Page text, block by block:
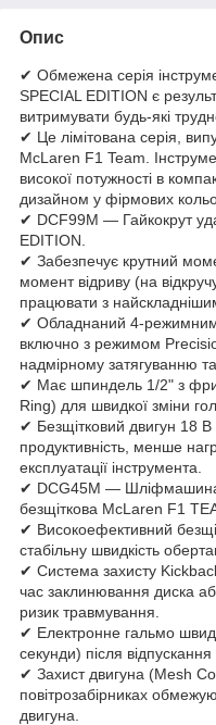
Опис
✔ Обмежена серія
SPECIAL EDITION є
витримувати будь-які
✔ Це лімітована серія,
McLaren F1 Team.
високої потужності в
дизайном у фірмових
✔ DCF99M — Гайкокрут
EDITION.
✔ Забезпечує крутний
момент відриву (на
працювати з
✔ Обладнаний 4-
включно з режимом
надмірному затягуванню
✔ Має шпиндель 1/2" з
Ring) для швидкої зміни
✔ Безщітковий двигун 18 В
продуктивність, менше
експлуатації інструмента.
✔ DCG45M — Шліфмашина
безщіткова McLaren F1
✔ Високоефективний
стабільну швидкість
✔ Система захисту
час заклинювання диска
ризик травмування.
✔ Електронне гальмо
секунди) після відпускання
✔ Захист двигуна (Mesh
повітрозабірниках
двигуна.